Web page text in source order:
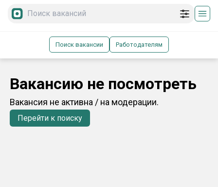
Поиск вакансии Работодателям
Вакансию не посмотреть
Вакансия не активна / на модерации.
Перейти к поиску